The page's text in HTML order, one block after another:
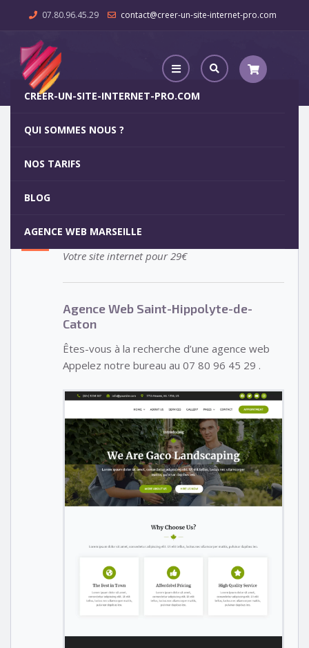
07.80.96.45.29 contact@creer-un-site-internet-pro.com
CREER-UN-SITE-INTERNET-PRO.COM
QUI SOMMES NOUS ?
NOS TARIFS
BLOG
AGENCE WEB MARSEILLE
Agence Web Saint-Hippolyte-de-Caton
5
Votre site internet pour 29€
Agence Web Saint-Hippolyte-de-
Caton
Êtes-vous à la recherche d’une agence web
Appelez notre bureau au 07 80 96 45 29 .